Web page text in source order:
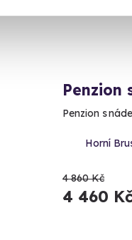
Penzion
Penzion s
Horní
4 860 Kč
4 460